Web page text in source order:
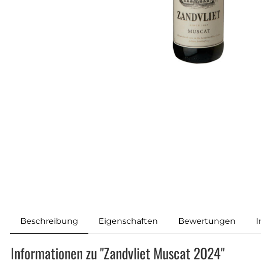
Beschreibung Eigenschaften Bewertungen
Informationen zu "Zandvliet Muscat 2024"